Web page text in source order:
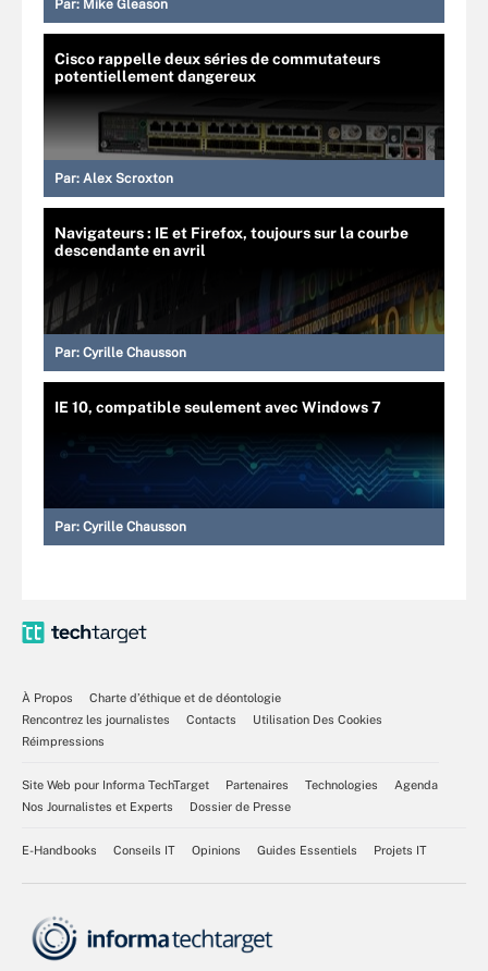
Par: Mike Gleason
Cisco rappelle deux séries de commutateurs
potentiellement dangereux
Par: Alex Scroxton
Navigateurs : IE et Firefox, toujours sur la courbe
descendante en avril
Par: Cyrille Chausson
IE 10, compatible seulement avec Windows 7
Par: Cyrille Chausson
À Propos
Charte d’éthique et de déontologie
Rencontrez les journalistes
Contacts
Utilisation Des Cookies
Réimpressions
Site Web pour Informa TechTarget Partenaires Technologies
Agenda
Nos Journalistes et Experts
Dossier de Presse
E-Handbooks Conseils IT Opinions Guides Essentiels Projets IT